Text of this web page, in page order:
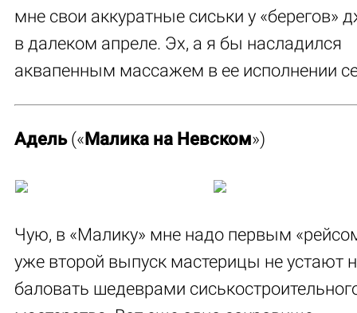
мне свои аккуратные сиськи у «берегов»
в далеком апреле. Эх, а я бы насладился
аквапенным массажем в ее исполнении
Адель(«Малика на Невском»)
Чую, в «Малику» мне надо первым
уже второй выпуск мастерицы не устают
баловать шедеврами